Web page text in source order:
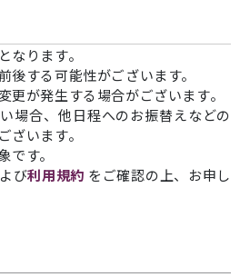
なります。
後する可能性がございます。
更が発生する場合がございます。
場合、他日程へのお振替えなどの
ざいます。
です。
び利用規約 をご確認の上、お申し